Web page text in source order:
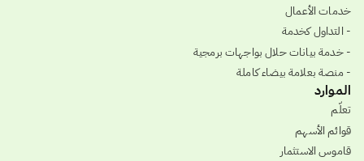
خدمات الأعمال
- التداول كخدمة
- خدمة بيانات حلال بواجهات برمجية
- منصة بعلامة بيضاء كاملة
الموارد
تعلّم
قوائم الأسهم
قاموس الاستثمار